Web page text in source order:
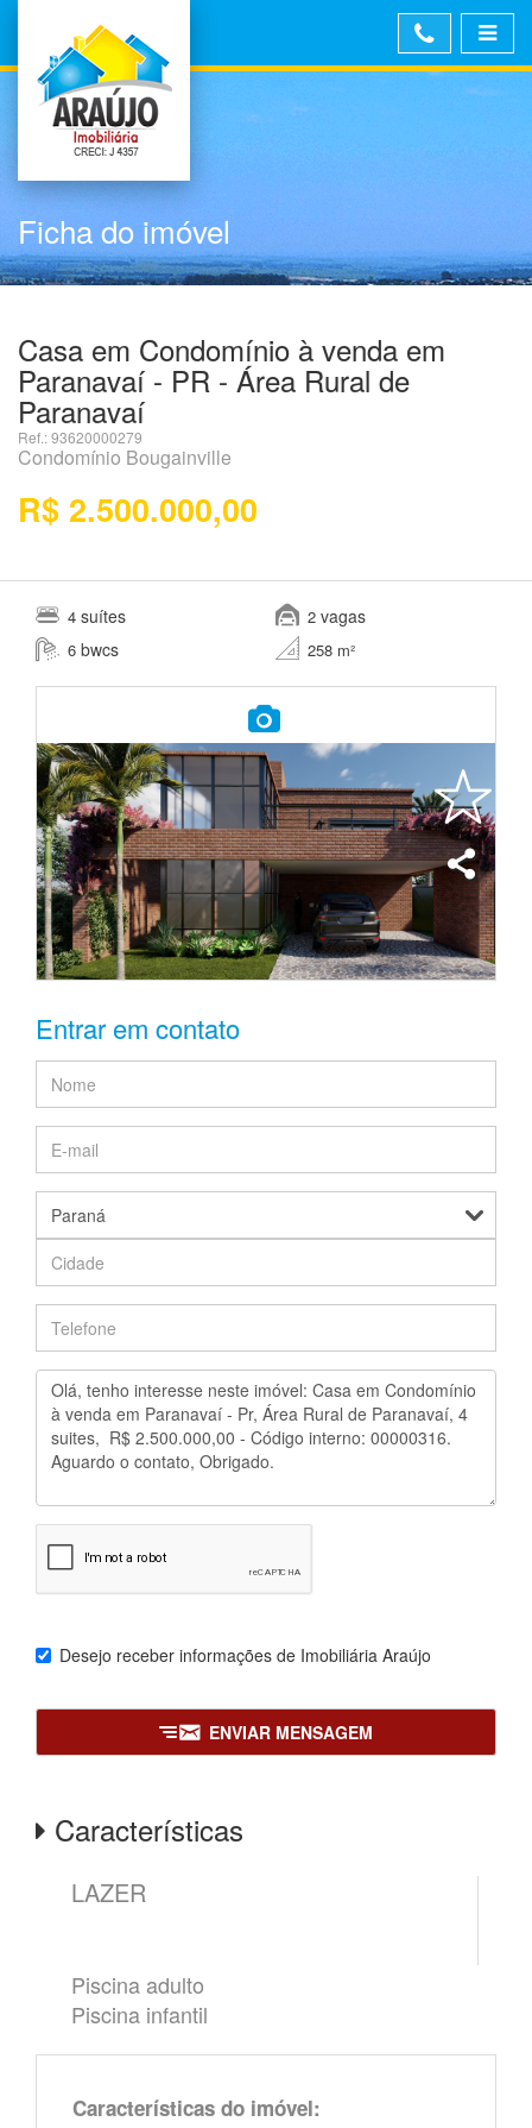
Ficha do imóvel
Casa em Condomínio à venda em
Paranavaí - PR - Área Rural de
Paranavaí
Ref.: 93620000279
Condomínio Bougainville
R$ 2.500.000,00
4 suítes
6 bwcs
2 vagas
258 m²
Entrar em contato
Desejo receber informações de Imobiliária Araújo
ENVIAR MENSAGEM
Características
LAZER
Piscina adulto
Piscina infantil
Características do imóvel: